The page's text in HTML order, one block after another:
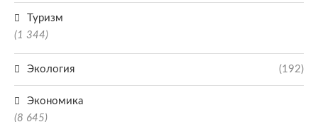
Туризм
(1 344)
Экология (192)
Экономика
(8 645)